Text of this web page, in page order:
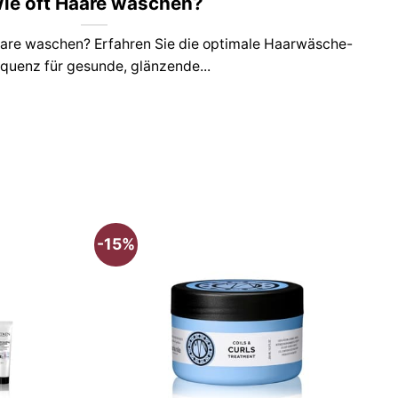
waschen? Erfahren Sie die optimale Haarwäsche-
für gesunde, glänzende...
-15%